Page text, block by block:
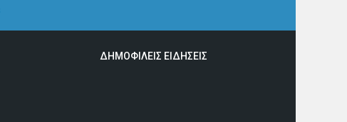
ΔΗΜΟΦΙΛΕΙΣ ΕΙΔΗΣΕΙΣ